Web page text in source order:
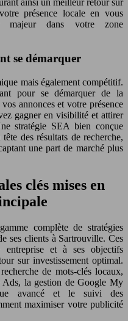
présence locale en vous
majeur dans votre zone
se démarquer
mais également compétitif.
pour se démarquer de la
annonces et votre présence
gagner en visibilité et attirer
stratégie SEA bien conçue
des résultats de recherche,
une part de marché plus
clés mises en
complète de stratégies
ses clients à Sartrouville. Ces
entreprise et à ses objectifs
sur investissement optimal.
de mots-clés locaux,
Ads, la gestion de Google My
avancé et le suivi des
maximiser votre publicité